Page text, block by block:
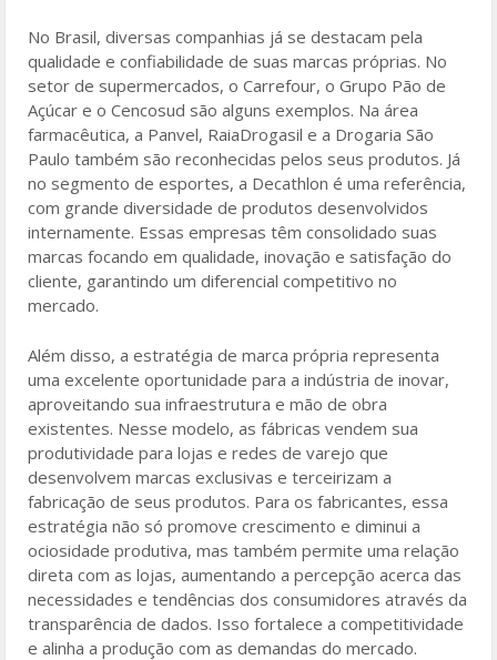
No Brasil, diversas companhias já se destacam pela
qualidade e confiabilidade de suas marcas próprias. No
setor de supermercados, o Carrefour, o Grupo Pão de
Açúcar e o Cencosud são alguns exemplos. Na área
farmacêutica, a Panvel, RaiaDrogasil e a Drogaria São
Paulo também são reconhecidas pelos seus produtos. Já
no segmento de esportes, a Decathlon é uma referência,
com grande diversidade de produtos desenvolvidos
internamente. Essas empresas têm consolidado suas
marcas focando em qualidade, inovação e satisfação do
cliente, garantindo um diferencial competitivo no
mercado.
Além disso, a estratégia de marca própria representa
uma excelente oportunidade para a indústria de inovar,
aproveitando sua infraestrutura e mão de obra
existentes. Nesse modelo, as fábricas vendem sua
produtividade para lojas e redes de varejo que
desenvolvem marcas exclusivas e terceirizam a
fabricação de seus produtos. Para os fabricantes, essa
estratégia não só promove crescimento e diminui a
ociosidade produtiva, mas também permite uma relação
direta com as lojas, aumentando a percepção acerca das
necessidades e tendências dos consumidores através da
transparência de dados. Isso fortalece a competitividade
e alinha a produção com as demandas do mercado.